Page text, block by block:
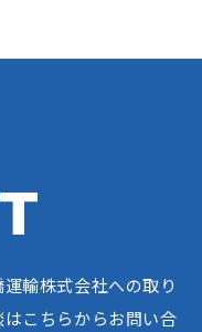
輸株式会社への取り
こちらからお問い合